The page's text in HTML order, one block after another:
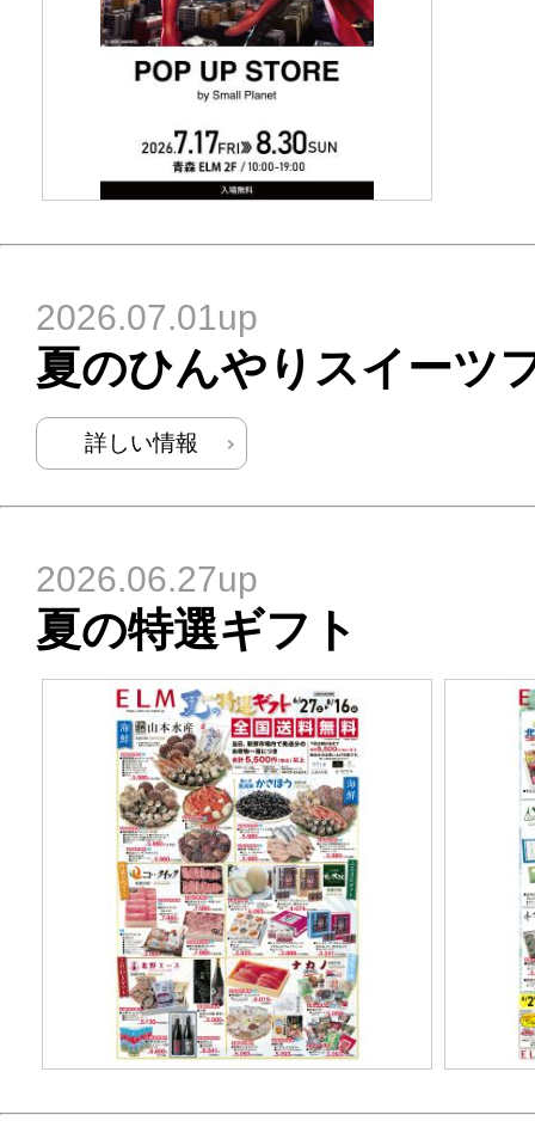
2026.07.01up
夏のひんやりスイーツ
詳しい情報
2026.06.27up
夏の特選ギフト